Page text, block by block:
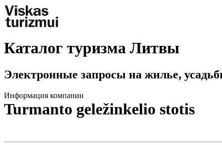
Каталог туризма Литвы
Электронные запросы на жилье,
Информация компании
Turmanto geležinkelio stotis